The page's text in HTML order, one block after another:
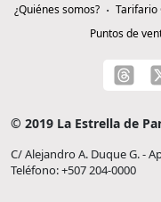
¿Quiénes somos? Tarifario
Puntos de
© 2019 La Estrella de
C/ Alejandro A. Duque G. -
Teléfono: +507 204-0000